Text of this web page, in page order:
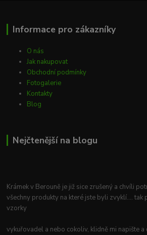
Informace pro zákazníky
O nás
Jak nakupovat
Obchodní podmínky
Fotogalerie
Kontakty
Blog
Nejčtenější na blogu
Krámek v Berouně je již sice zrušený a chvíli
všechny produkty na které jste byli zvyklí.... tak
vzorky
vykuřovadel a nebo cokoliv, klidně mi napište a